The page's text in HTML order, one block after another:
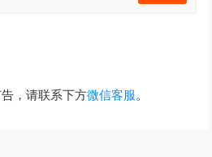
，请联系下方微信客服。